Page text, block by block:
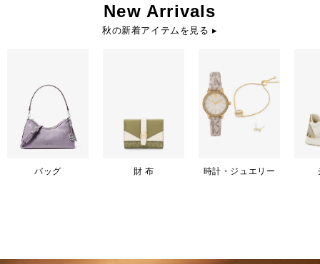
New Arrivals
秋の新着アイテムを見る ▸
バッグ 財 布 時計・ジュエリー